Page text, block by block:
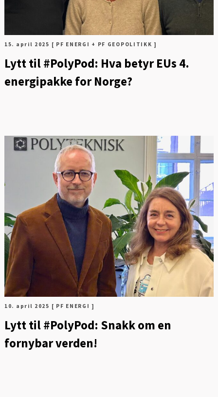
15. april 2025 [ PF ENERGI + PF GEOPOLITIKK ]
Lytt til #PolyPod: Hva betyr EUs 4.
energipakke for Norge?
10. april 2025 [ PF ENERGI ]
Lytt til #PolyPod: Snakk om en
fornybar verden!